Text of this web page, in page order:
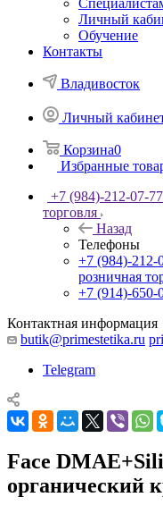
Личный
Обучение
Контакты
Владивосток
Личный
Корзина0
Избранные
+7 (984)-212-07-77
торговля
Назад
Телефоны
+7 (984)-212-
розничная
+7 (914)-650-
Контактная информация
butik@primestetika.ru
Telegram
Face
органический